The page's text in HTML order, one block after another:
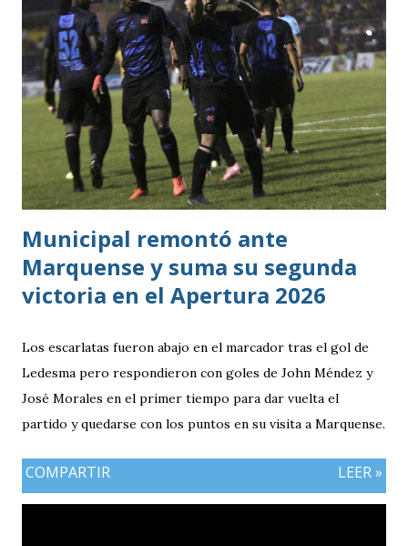
Municipal remontó ante
Marquense y suma su segunda
victoria en el Apertura 2026
Los escarlatas fueron abajo en el marcador tras el gol de
Ledesma pero respondieron con goles de John Méndez y
José Morales en el primer tiempo para dar vuelta el
partido y quedarse con los puntos en su visita a Marquense.
COMPARTIR LEER »